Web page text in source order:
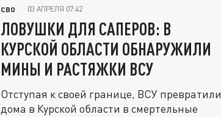
СВО 03 АПРЕЛЯ 07:42
ЛОВУШКИ ДЛЯ САПЕРОВ: В
КУРСКОЙ ОБЛАСТИ ОБНАРУЖИЛИ
МИНЫ И РАСТЯЖКИ ВСУ
Отступая к своей границе, ВСУ превратили
дома в Курской области в смертельные